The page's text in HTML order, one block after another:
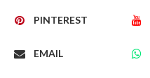
PINTEREST
EMAIL